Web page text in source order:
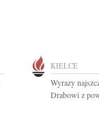
KIELCE
Wyrazy
Drabowi z